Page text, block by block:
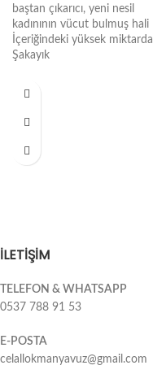
baştan çıkarıcı, yeni nesil
kadınının vücut bulmuş hali
İçeriğindeki yüksek miktarda
Şakayık
İLETİŞİM
TELEFON & WHATSAPP
0537 788 91 53
E-POSTA
celallokmanyavuz@gmail.com